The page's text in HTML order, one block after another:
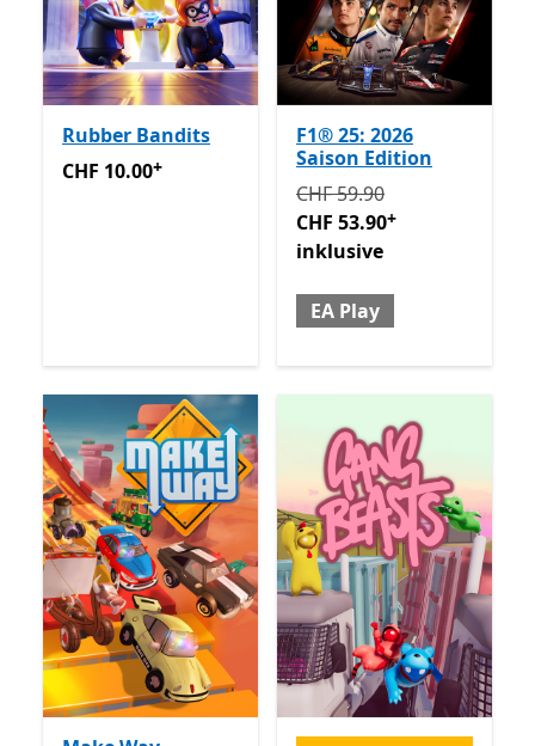
Rubber Bandits
CHF 10.00Enthält In-App-Käufe
CHF 10.00+
F1® 25: 2026
Saison Edition
Ursprünglich CHF 59.90
CHF 59.90
CHF 53.90+
inklusive
EA Play